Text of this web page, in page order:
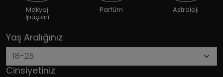
Makyaj
İpuçları
Parfüm Astroloji
Yaş Aralığınız
Cinsiyetiniz